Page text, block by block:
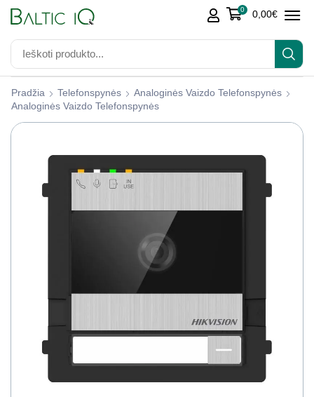
0 0,00€
Pradžia Telefonspynės
Analoginės Vaizdo Telefonspynės
Analoginės Vaizdo Telefonspynės